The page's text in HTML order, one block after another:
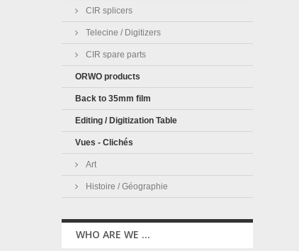
CIR splicers
Telecine / Digitizers
CIR spare parts
ORWO products
Back to 35mm film
Editing / Digitization Table
Vues - Clichés
Art
Histoire / Géographie
WHO ARE WE ...